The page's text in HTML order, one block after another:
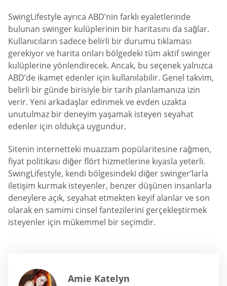
SwingLifestyle ayrıca ABD’nin farklı eyaletlerinde
bulunan swinger kulüplerinin bir haritasını da sağlar.
Kullanıcıların sadece belirli bir durumu tıklaması
gerekiyor ve harita onları bölgedeki tüm aktif swinger
kulüplerine yönlendirecek. Ancak, bu seçenek yalnızca
ABD’de ikamet edenler için kullanılabilir. Genel takvim,
belirli bir günde birisiyle bir tarih planlamanıza izin
verir. Yeni arkadaşlar edinmek ve evden uzakta
unutulmaz bir deneyim yaşamak isteyen seyahat
edenler için oldukça uygundur.
Sitenin internetteki muazzam popülaritesine rağmen,
fiyat politikası diğer flört hizmetlerine kıyasla yeterli.
SwingLifestyle, kendi bölgesindeki diğer swinger’larla
iletişim kurmak isteyenler, benzer düşünen insanlarla
deneylere açık, seyahat etmekten keyif alanlar ve son
olarak en samimi cinsel fantezilerini gerçekleştirmek
isteyenler için mükemmel bir seçimdir.
Amie Katelyn